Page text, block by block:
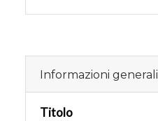
Informazioni generali
Titolo